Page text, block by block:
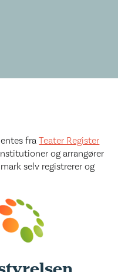
fraTeater Register
og arrangører
selv registrerer og